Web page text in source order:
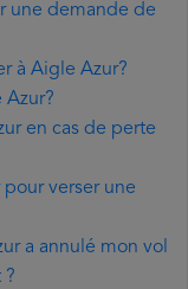
une demande de
à Aigle Azur?
en cas de perte
verser une
a annulé mon vol
?